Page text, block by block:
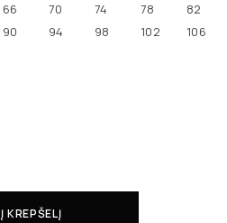
66 70 74 78
82
90 94 98 102 106
Į KREPŠELĮ